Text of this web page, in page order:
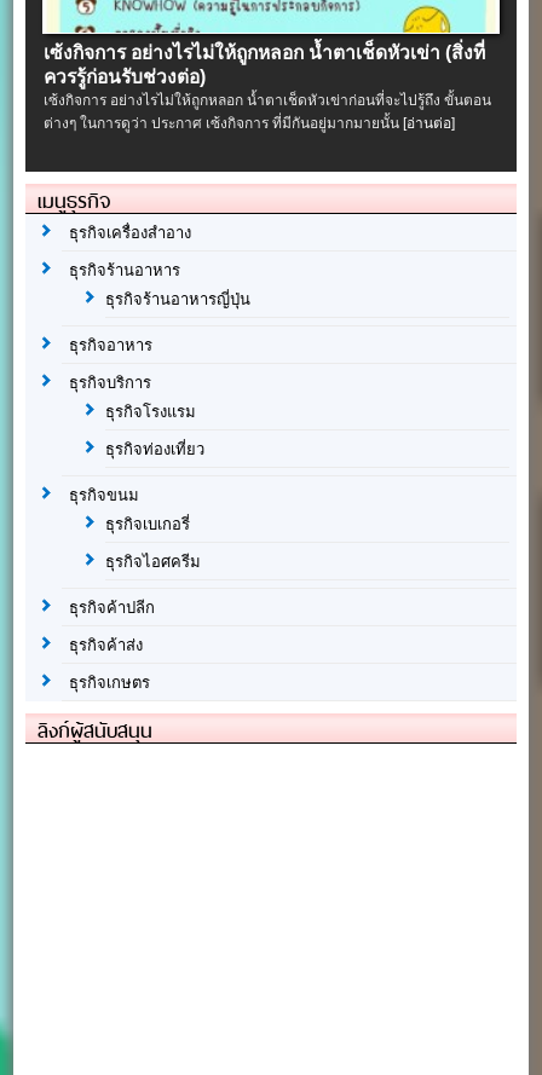
เซ้งกิจการ อย่างไรไม่ให้ถูกหลอก น้ำตาเช็ดหัวเข่า (สิ่งที่
ควรรู้ก่อนรับช่วงต่อ)
เซ้งกิจการ อย่างไรไม่ให้ถูกหลอก น้ำตาเช็ดหัวเข่าก่อนที่จะไปรู้ถึง ขั้นตอน
ต่างๆ ในการดูว่า ประกาศ เซ้งกิจการ ที่มีกันอยู่มากมายนั้น [อ่านต่อ]
เมนูธุรกิจ
ธุรกิจเครื่องสำอาง
ธุรกิจร้านอาหาร
ธุรกิจร้านอาหารญี่ปุ่น
ธุรกิจอาหาร
ธุรกิจบริการ
ธุรกิจโรงแรม
ธุรกิจท่องเที่ยว
ธุรกิจขนม
ธุรกิจเบเกอรี่
ธุรกิจไอศครีม
ธุรกิจค้าปลีก
ธุรกิจค้าส่ง
ธุรกิจเกษตร
ลิงก์ผู้สนับสนุน